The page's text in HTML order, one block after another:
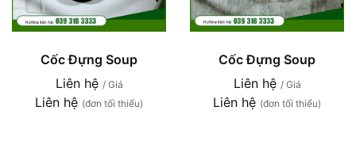
Cốc Đựng Soup
Liên hệ / Giá
Liên hệ (đơn tối thiểu)
Cốc Đựng Soup
Liên hệ / Giá
Liên hệ (đơn tối thiểu)